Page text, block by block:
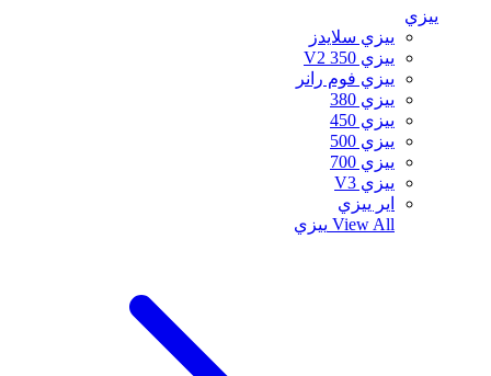
ييزي
ييزي سلايدز
ييزي 350 V2
ييزي فوم رانر
ييزي 380
ييزي 450
ييزي 500
ييزي 700
ييزي V3
اير ييزي
View All ييزي